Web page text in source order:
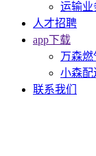
运输业
人才招聘
app下载
万森燃
小森配
联系我们